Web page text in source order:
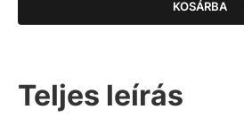
KOSÁRBA
Teljes leírás